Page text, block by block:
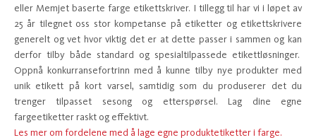
eller Memjet baserte farge etikettskriver. I tillegg til har vi i løpet av
25 år tilegnet oss stor kompetanse på etiketter og etikettskrivere
generelt og vet hvor viktig det er at dette passer i sammen og kan
derfor tilby både standard og spesialtilpassede etikettløsninger.
Oppnå konkurransefortrinn med å kunne tilby nye produkter med
unik etikett på kort varsel, samtidig som du produserer det du
trenger tilpasset sesong og etterspørsel. Lag dine egne
fargeetiketter raskt og effektivt.
Les mer om fordelene med å lage egne produktetiketter i farge.